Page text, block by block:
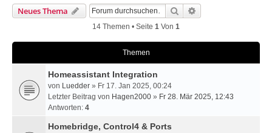
Neues Thema Suche
14 Themen • Seite 1 Von 1
Themen
Homeassistant Integration
von Luedder » Fr 17. Jan 2025, 00:24
Letzter Beitrag von Hagen2000 » Fr 28. Mär 2025, 12:43
Antworten: 4
Homebridge, Control4 & Ports